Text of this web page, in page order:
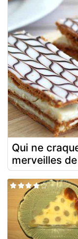
Qui ne
merveilles